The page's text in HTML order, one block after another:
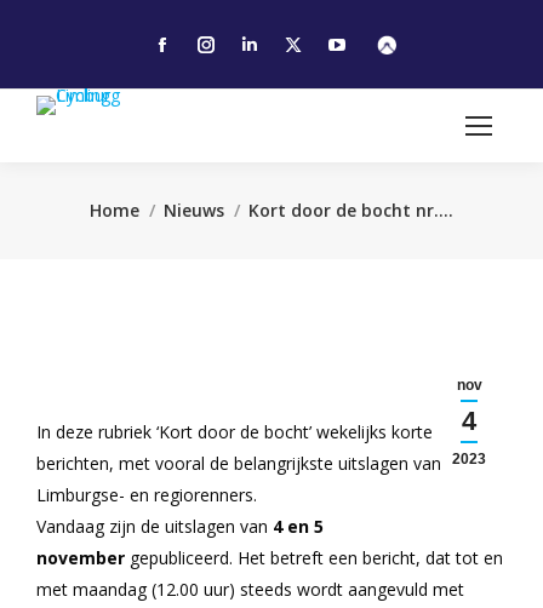
Facebook
window
Instagram
window
Linkedin
window window
YouTube
window
Je bent hier:
Home Nieuws Kort door de bocht nr.…
nov
4
2023
In deze rubriek ‘Kort door de bocht’ wekelijks korte
berichten, met vooral de belangrijkste uitslagen van de
Limburgse- en regiorenners.
Vandaag zijn de uitslagen van 4 en 5
november gepubliceerd. Het betreft een bericht, dat tot en
met maandag (12.00 uur) steeds wordt aangevuld met